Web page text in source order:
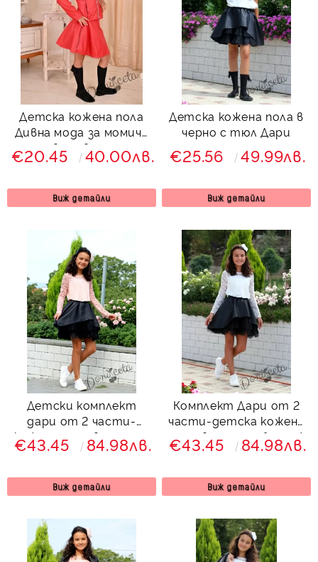
Детска кожена пола
Дивна мода за момиче
в червено
€20.45 40.00лв.
Виж детайли
Детска кожена пола в
черно с тюл Дари
€25.56 49.99лв.
Виж детайли
Детски комплект
дари от 2 части-
кожена пола в чернo и
блуза/риза Чери в
от дантела
€43.45 84.98лв.
Виж детайли
Комплект Дари от 2
части-детска кожена
пола в чернo и блуза/
риза Чери в бяло с
€43.45 84.98лв.
Виж детайли